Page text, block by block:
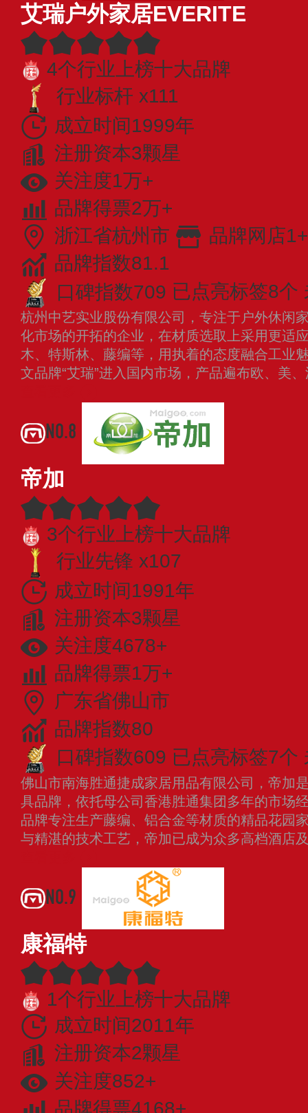
艾瑞户外家居EVERITE
4个行业上榜十大品牌
行业标杆 x111
成立时间1999年
注册资本3颗星
关注度1万+
品牌得票2万+
浙江省杭州市
品牌网店1+
品牌指数81.1
口碑指数709 已点亮标签8个
杭州中艺实业股份有限公司，专注于户外休闲
化市场的开拓的企业，在材质选取上采用更适
木、特斯林、藤编等，用执着的态度融合工业
文品牌“艾瑞”进入国内市场，产品遍布欧、美
NO.8
帝加
3个行业上榜十大品牌
行业先锋 x107
成立时间1991年
注册资本3颗星
关注度4678+
品牌得票1万+
广东省佛山市
品牌指数80
口碑指数609 已点亮标签7个
佛山市南海胜通捷成家居用品有限公司，帝加
具品牌，依托母公司香港胜通集团多年的市场
品牌专注生产藤编、铝合金等材质的精品花园
与精湛的技术工艺，帝加已成为众多高档酒店
NO.9
康福特
1个行业上榜十大品牌
成立时间2011年
注册资本2颗星
关注度852+
品牌得票4168+